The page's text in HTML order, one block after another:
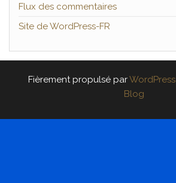
Flux des commentaires
Site de WordPress-FR
Fièrement propulsé parWordPress
Blog